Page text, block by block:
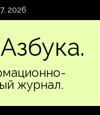
2026
журнал.